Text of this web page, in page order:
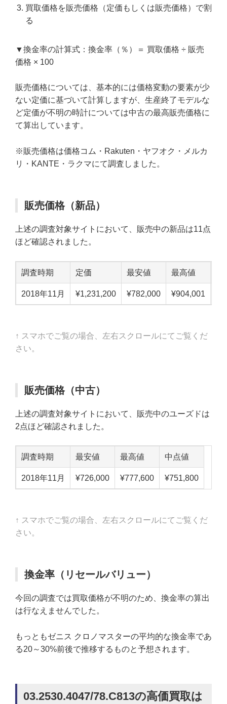
買取価格を販売価格（定価もしくは販売価格）で割
る
▼換金率の計算式：換金率（％）＝ 買取価格 ÷ 販売
価格 × 100
販売価格については、基本的には価格変動の要素が少
ない定価に基づいて計算しますが、生産終了モデルな
ど定価が不明の時計については中古の最高販売価格に
て算出しています。
※販売価格は価格コム・Rakuten・ヤフオク・メルカ
リ・KANTE・ラクマにて調査しました。
販売価格（新品）
上述の調査対象サイトにおいて、販売中の新品は11点
ほど確認されました。
調査時期 定価 最安値 最高値
2018年11月 ¥1,231,200 ¥782,000 ¥904,001
↑ スマホでご覧の場合、左右スクロールにてご覧くだ
さい。
販売価格（中古）
上述の調査対象サイトにおいて、販売中のユーズドは
2点ほど確認されました。
調査時期 最安値 最高値 中点値
2018年11月 ¥726,000 ¥777,600 ¥751,800
↑ スマホでご覧の場合、左右スクロールにてご覧くだ
さい。
換金率（リセールバリュー）
今回の調査では買取価格が不明のため、換金率の算出
は行なえませんでした。
もっともゼニス クロノマスターの平均的な換金率であ
る20～30%前後で推移するものと予想されます。
03.2530.4047/78.C813の高価買取は